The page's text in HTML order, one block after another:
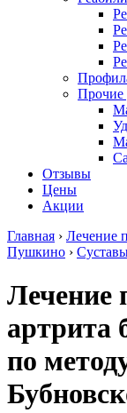
Прочие
Отзывы
Цены
Акции
Главная › Лечение
Пушкино ›
Лечение
артрита
по